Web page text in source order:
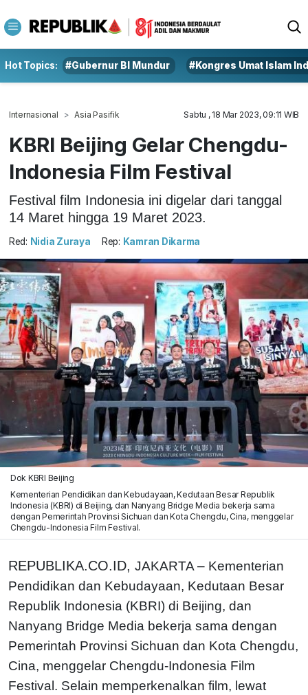
Hot Topics: #Gubernur BI Mundur #Kongres Umat Islam
Internasional Asia Pasifik Sabtu , 18 Mar 2023, 09:11 WIB
KBRI Beijing Gelar Chengdu-
Indonesia Film Festival
Festival film Indonesia ini digelar dari tanggal
14 Maret hingga 19 Maret 2023.
Red: Nidia Zuraya Rep: Kamran Dikarma
Dok KBRI Beijing
Kementerian Pendidikan dan Kebudayaan, Kedutaan Besar Republik
Indonesia (KBRI) di Beijing, dan Nanyang Bridge Media bekerja sama
dengan Pemerintah Provinsi Sichuan dan Kota Chengdu, Cina, menggelar
Chengdu-Indonesia Film Festival.
REPUBLIKA.CO.ID, JAKARTA – Kementerian
Pendidikan dan Kebudayaan, Kedutaan Besar
Republik Indonesia (KBRI) di Beijing, dan
Nanyang Bridge Media bekerja sama dengan
Pemerintah Provinsi Sichuan dan Kota Chengdu,
Cina, menggelar Chengdu-Indonesia Film
Festival. Selain memperkenalkan film, lewat